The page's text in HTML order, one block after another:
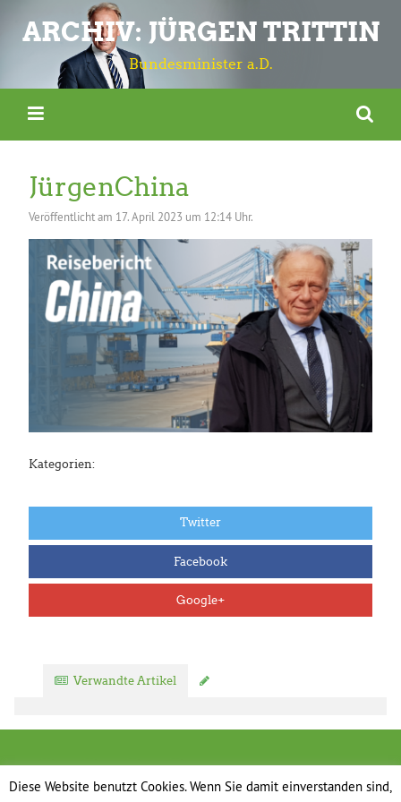
ARCHIV: JÜRGEN TRITTIN
Bundesminister a.D.
JürgenChina
Veröffentlicht am 17. April 2023 um 12:14 Uhr.
Kategorien:
Twitter
Facebook
Google+
Verwandte Artikel
Diese Website benutzt Cookies. Wenn Sie damit einverstanden sind,